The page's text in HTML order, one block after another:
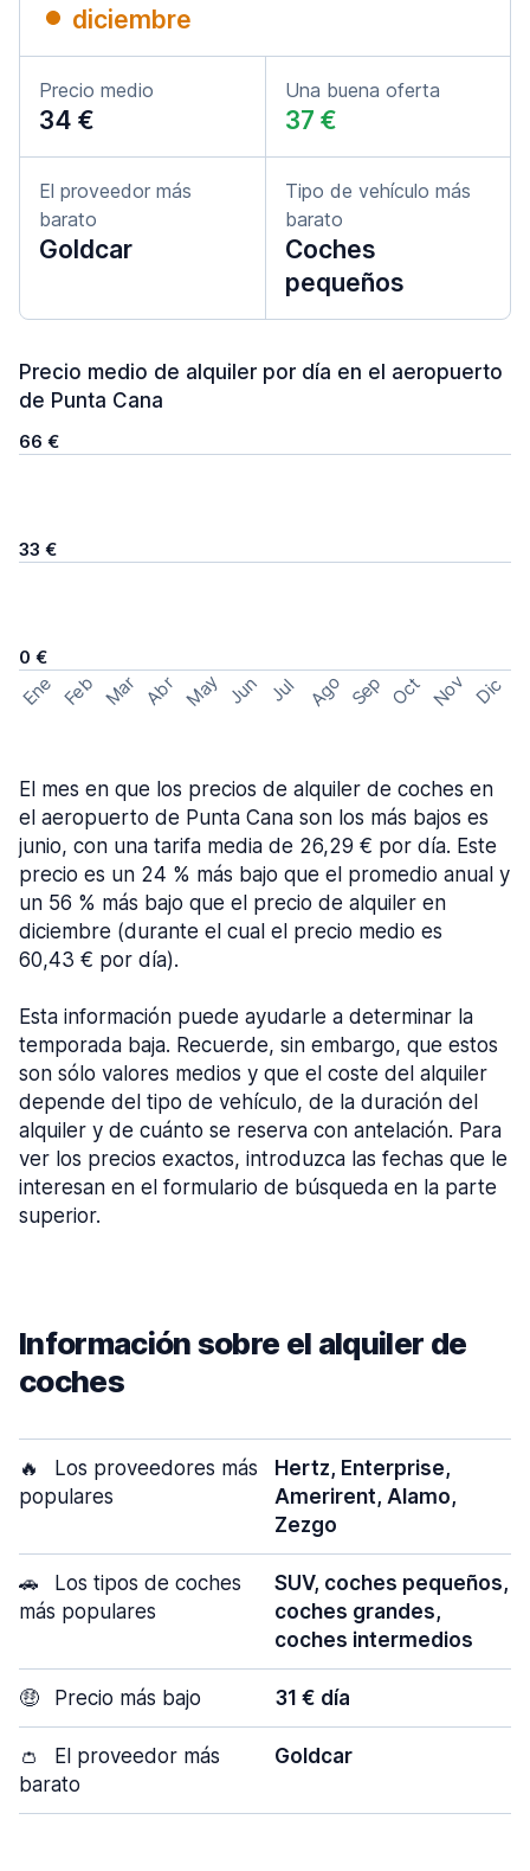
diciembre
Precio medio
34 €
Una buena oferta
37 €
El proveedor más
barato
Goldcar
Tipo de vehículo más
barato
Coches
pequeños
Precio medio de alquiler por día en el aeropuerto
de Punta Cana
66 €
33 €
0 €
Ene Feb Mar Abr May Jun Jul Ago Sep Oct Nov Dic
El mes en que los precios de alquiler de coches en
el aeropuerto de Punta Cana son los más bajos es
junio, con una tarifa media de 26,29 € por día. Este
precio es un 24 % más bajo que el promedio anual y
un 56 % más bajo que el precio de alquiler en
diciembre (durante el cual el precio medio es
60,43 € por día).
Esta información puede ayudarle a determinar la
temporada baja. Recuerde, sin embargo, que estos
son sólo valores medios y que el coste del alquiler
depende del tipo de vehículo, de la duración del
alquiler y de cuánto se reserva con antelación. Para
ver los precios exactos, introduzca las fechas que le
interesan en el formulario de búsqueda en la parte
superior.
Información sobre el alquiler de
coches
🔥
Los proveedores más
populares
Hertz, Enterprise,
Amerirent, Alamo,
Zezgo
🚗
Los tipos de coches
más populares
SUV, coches pequeños,
coches grandes,
coches intermedios
🤑 Precio más bajo 31 € día
👛
El proveedor más
barato
Goldcar